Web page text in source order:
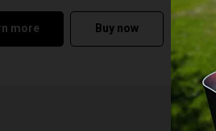
more Buy now